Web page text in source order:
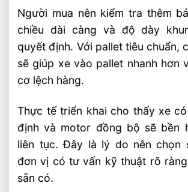
Người mua nên kiểm tra thêm
chiều dài càng và độ dày
quyết định. Với pallet tiêu chuẩn,
sẽ giúp xe vào pallet nhanh hơn
cơ lệch hàng.
Thực tế triển khai cho thấy xe
định và motor đồng bộ sẽ bền
liên tục. Đây là lý do nên chọn
đơn vị có tư vấn kỹ thuật rõ
sẵn có.